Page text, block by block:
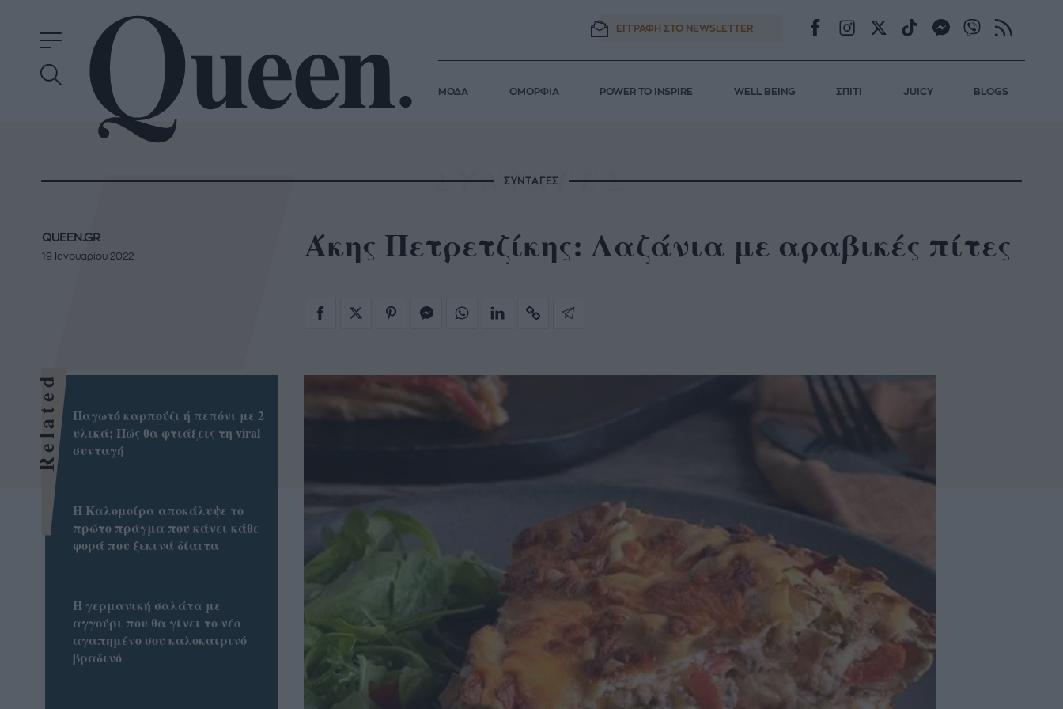
ΕΓΓΡΑΦΗ ΣΤΟ NEWSLETTER
ΜΟΔΑ ΟΜΟΡΦΙΑ POWER TO INSPIRE WELL BEING ΣΠΙΤΙ JUICY BLOGS
ΣΥΝΤΑΓΕΣ
Άκης Πετρετζίκης: Λαζάνια με αραβικές πίτες
QUEEN.GR
19 Ιανουαρίου 2022
Related
Παγωτό καρπούζι ή πεπόνι με 2
υλικά; Πώς θα φτιάξεις τη viral
συνταγή
Η Καλομοίρα αποκάλυψε το
πρώτο πράγμα που κάνει κάθε
φορά που ξεκινά δίαιτα
Η γερμανική σαλάτα με
αγγούρι που θα γίνει το νέο
αγαπημένο σου καλοκαιρινό
βραδινό